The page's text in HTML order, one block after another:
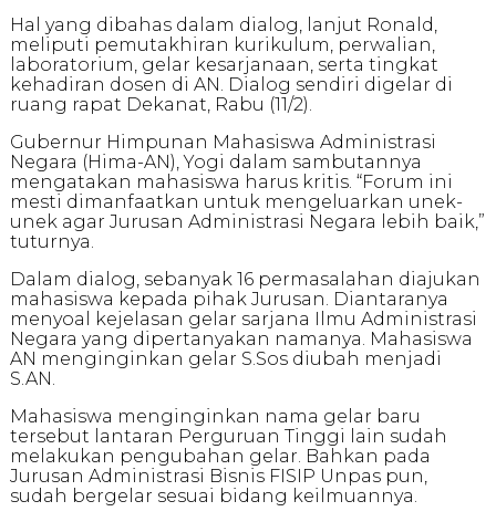
Hal yang dibahas dalam dialog, lanjut Ronald,
meliputi pemutakhiran kurikulum, perwalian,
laboratorium, gelar kesarjanaan, serta tingkat
kehadiran dosen di AN. Dialog sendiri digelar di
ruang rapat Dekanat, Rabu (11/2).
Gubernur Himpunan Mahasiswa Administrasi
Negara (Hima-AN), Yogi dalam sambutannya
mengatakan mahasiswa harus kritis. “Forum ini
mesti dimanfaatkan untuk mengeluarkan unek-
unek agar Jurusan Administrasi Negara lebih baik,”
tuturnya.
Dalam dialog, sebanyak 16 permasalahan diajukan
mahasiswa kepada pihak Jurusan. Diantaranya
menyoal kejelasan gelar sarjana Ilmu Administrasi
Negara yang dipertanyakan namanya. Mahasiswa
AN menginginkan gelar S.Sos diubah menjadi
S.AN.
Mahasiswa menginginkan nama gelar baru
tersebut lantaran Perguruan Tinggi lain sudah
melakukan pengubahan gelar. Bahkan pada
Jurusan Administrasi Bisnis FISIP Unpas pun,
sudah bergelar sesuai bidang keilmuannya.